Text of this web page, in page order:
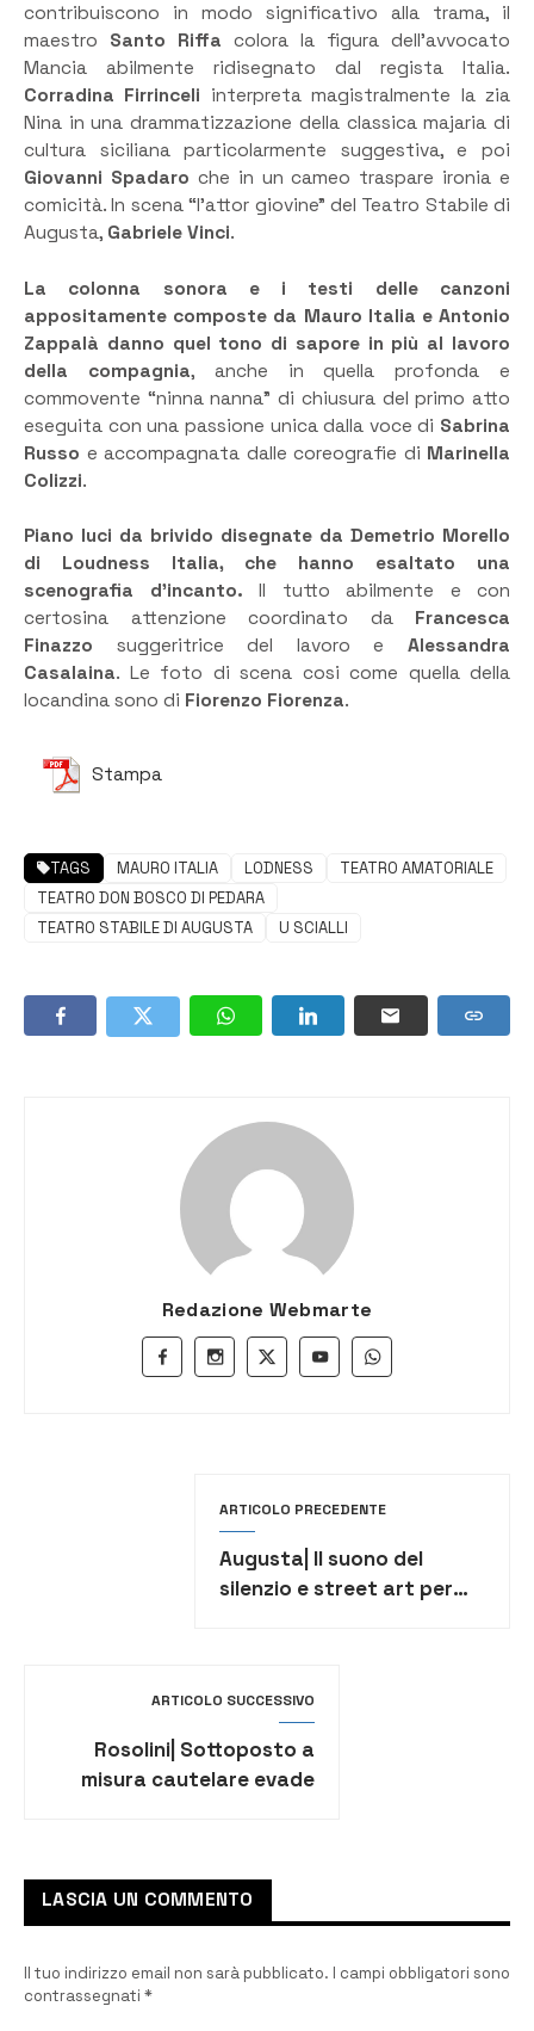
contribuiscono in modo significativo alla trama, il
maestro Santo Riffa colora la figura dell’avvocato
Mancia abilmente ridisegnato dal regista Italia.
Corradina Firrinceli interpreta magistralmente la zia
Nina in una drammatizzazione della classica majaria di
cultura siciliana particolarmente suggestiva, e poi
Giovanni Spadaro che in un cameo traspare ironia e
comicità. In scena “l’attor giovine” del Teatro Stabile di
Augusta, Gabriele Vinci.
La colonna sonora e i testi delle canzoni
appositamente composte da Mauro Italia e Antonio
Zappalà danno quel tono di sapore in più al lavoro
della compagnia, anche in quella profonda e
commovente “ninna nanna” di chiusura del primo atto
eseguita con una passione unica dalla voce di Sabrina
Russo e accompagnata dalle coreografie di Marinella
Colizzi.
Piano luci da brivido disegnate da Demetrio Morello
di Loudness Italia, che hanno esaltato una
scenografia d’incanto. Il tutto abilmente e con
certosina attenzione coordinato da Francesca
Finazzo suggeritrice del lavoro e Alessandra
Casalaina. Le foto di scena cosi come quella della
locandina sono di Fiorenzo Fiorenza.
Stampa
TAGS MAURO ITALIA LODNESS
TEATRO AMATORIALE
TEATRO DON BOSCO DI PEDARA
TEATRO STABILE DI AUGUSTA
U SCIALLI
Redazione Webmarte
ARTICOLO PRECEDENTE
Augusta| Il suono del
silenzio e street art per
ARTICOLO SUCCESSIVO
Rosolini| Sottoposto a
misura cautelare evade
LASCIA UN COMMENTO
Il tuo indirizzo email non sarà pubblicato. I campi obbligatori sono
contrassegnati *